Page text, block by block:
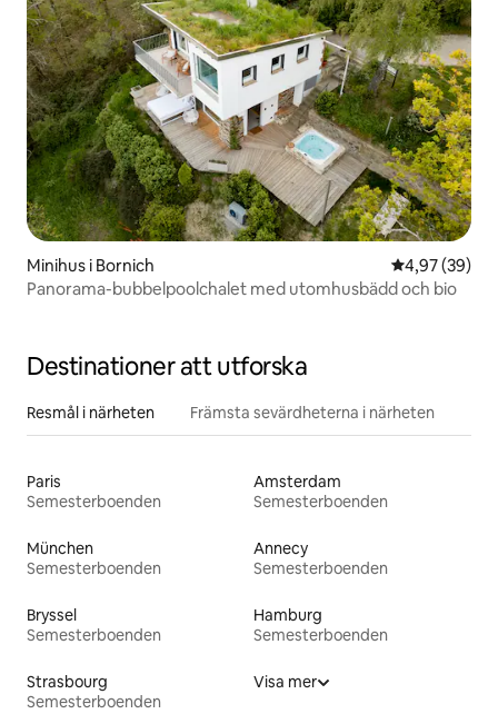
Minihus i Bornich 4,97 av 5 i
4,97 (39)
Panorama-bubbelpoolchalet med utomhusbädd och bio
Destinationer att utforska
Resmål i närheten Främsta sevärdheterna i närheten
Paris
Semesterboenden
Amsterdam
Semesterboenden
München
Semesterboenden
Annecy
Semesterboenden
Bryssel
Semesterboenden
Hamburg
Semesterboenden
Strasbourg
Semesterboenden
Visa mer